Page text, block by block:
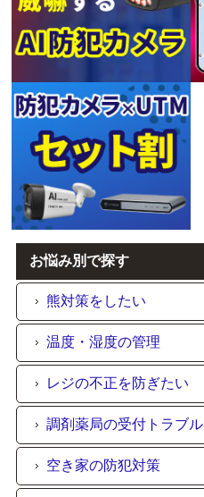
お悩み別で探す
熊対策をしたい
温度・湿度の管理
レジの不正を防ぎたい
調剤薬局の受付トラブル
空き家の防犯対策